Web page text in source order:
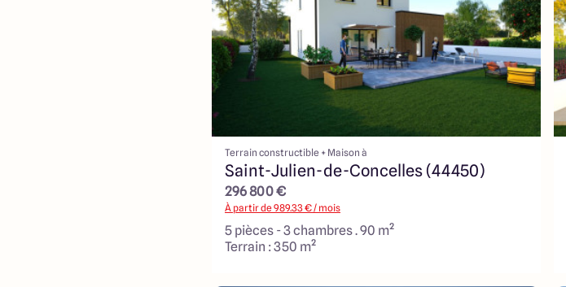
Terrain constructible + Maison à
Saint-Julien-de-Concelles (44450)
296 800 €
À partir de989.33€ / mois
5 pièces - 3 chambres . 90 m²
Terrain : 350 m²